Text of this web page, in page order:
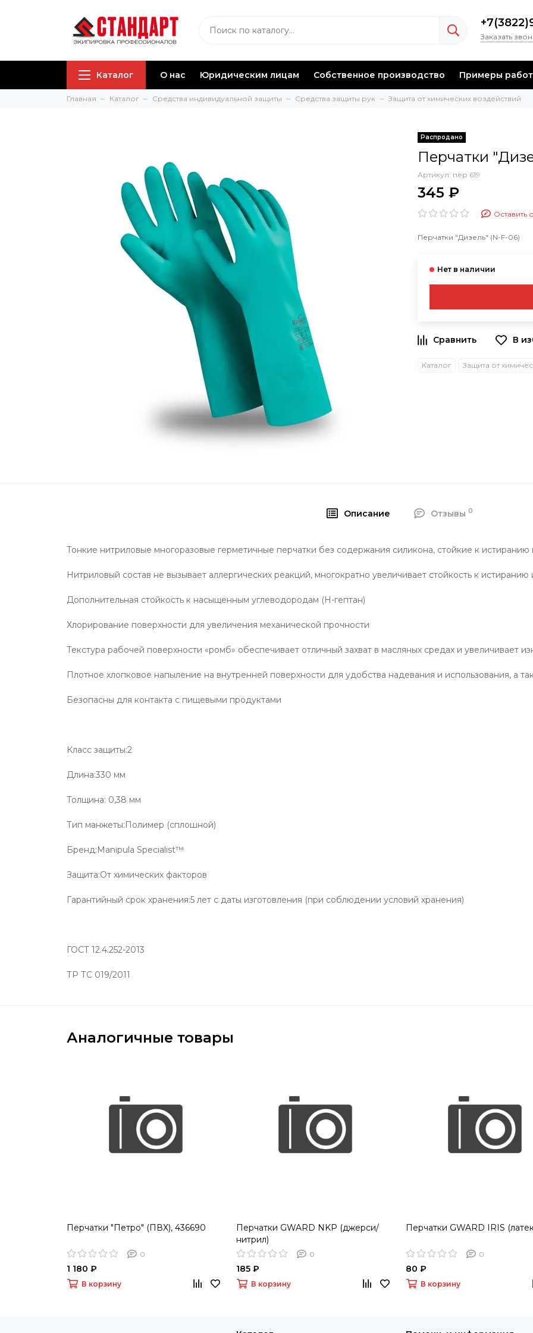
Заказать
Каталог О нас Юридическим лицам Собственное производство Примеры работ
Главная Каталог Средства индивидуальной защиты Средства защиты рук Защита от химических воздействий
Перчатки
Артикул: пер 619
345 ₽
Оставить
Перчатки "Дизель" (N-F-06)
В
Каталог
Описание Отзывы 0
Тонкие нитриловые многоразовые герметичные перчатки без содержания силикона, стойкие к
Нитриловый состав не вызывает аллергических реакций, многократно увеличивает стойкость к
Дополнительная стойкость к насыщенным углеводородам (Н-гептан)
Хлорирование поверхности для увеличения механической прочности
Текстура рабочей поверхности «ромб» обеспечивает отличный захват в масляных средах и увеличивает
Плотное хлопковое напыление на внутренней поверхности для удобства надевания и использования, а
Безопасны для контакта с пищевыми продуктами
Класс защиты:2
Длина:330 мм
Толщина: 0,38 мм
Тип манжеты:Полимер (сплошной)
Бренд:Manipula Specialist™
Защита:От химических факторов
Гарантийный срок хранения:5 лет с даты изготовления (при соблюдении условий хранения)
ГОСТ 12.4.252-2013
ТР ТС 019/2011
Аналогичные товары
Перчатки "Петро" (ПВХ), 436690
0
1 180 ₽
В корзину
Перчатки GWARD NKP (джерси/
нитрил)
0
185 ₽
В корзину
Перчатки GWARD IRIS
0
80 ₽
В корзину